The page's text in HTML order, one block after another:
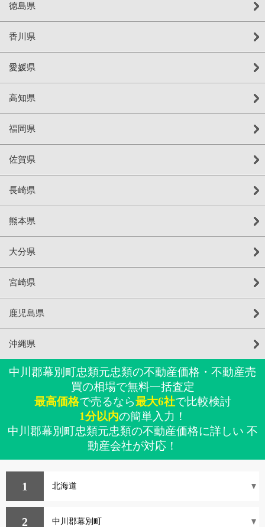
徳島県
香川県
愛媛県
高知県
福岡県
佐賀県
長崎県
熊本県
大分県
宮崎県
鹿児島県
沖縄県
中川郡幕別町忠類元忠類の不動産価格・不動産売
買の相場で無料一括査定
最高価格で売るなら最大6社で比較検討
1分以内の簡単入力！
中川郡幕別町忠類元忠類の不動産価格に詳しい 不
動産会社が対応！
1
2